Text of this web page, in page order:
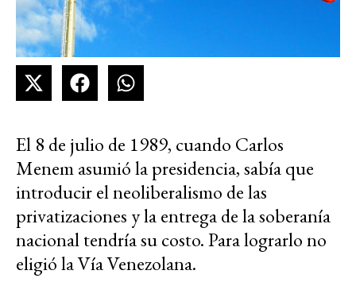
El 8 de julio de 1989, cuando Carlos
Menem asumió la presidencia, sabía que
introducir el neoliberalismo de las
privatizaciones y la entrega de la soberanía
nacional tendría su costo. Para lograrlo no
eligió la Vía Venezolana.